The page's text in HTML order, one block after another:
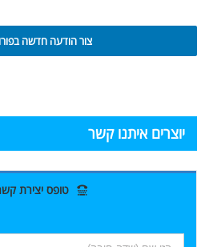
צור הודעה חדשה
יוצרים איתנו קשר
טופס יצירת